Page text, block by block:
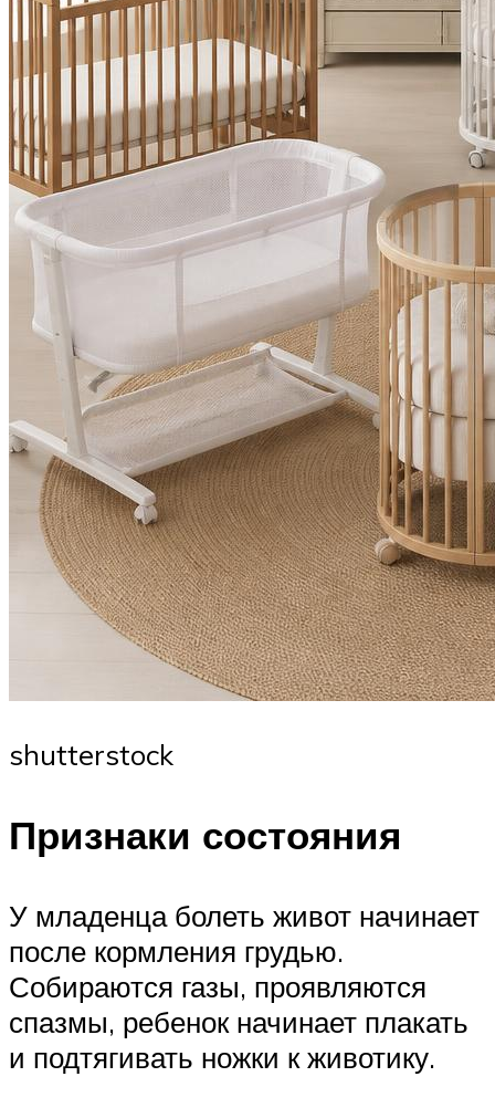
shutterstock
Признаки состояния
У младенца болеть живот начинает
после кормления грудью.
Собираются газы, проявляются
спазмы, ребенок начинает плакать
и подтягивать ножки к животику.